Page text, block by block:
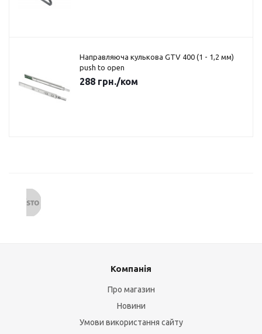
Направляюча кулькова GTV 400 (1 - 1,2 мм)
push to open
288 грн./ком
Компанія
Про магазин
Новини
Умови використання сайту